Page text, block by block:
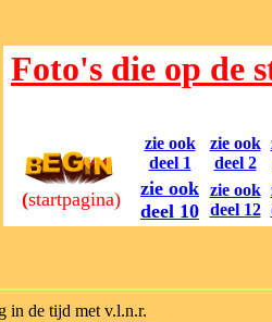
Foto's die op de
(startpagina)
zie ook
deel 1
zie ook
deel 2
zie ook
deel 10
zie ook
deel 12
in de tijd met v.l.n.r.